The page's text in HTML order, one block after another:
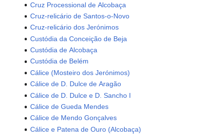
Cruz Processional de Alcobaça
Cruz-relicário de Santos-o-Novo
Cruz-relicário dos Jerónimos
Custódia da Conceição de Beja
Custódia de Alcobaça
Custódia de Belém
Cálice (Mosteiro dos Jerónimos)
Cálice de D. Dulce de Aragão
Cálice de D. Dulce e D. Sancho I
Cálice de Gueda Mendes
Cálice de Mendo Gonçalves
Cálice e Patena de Ouro (Alcobaça)